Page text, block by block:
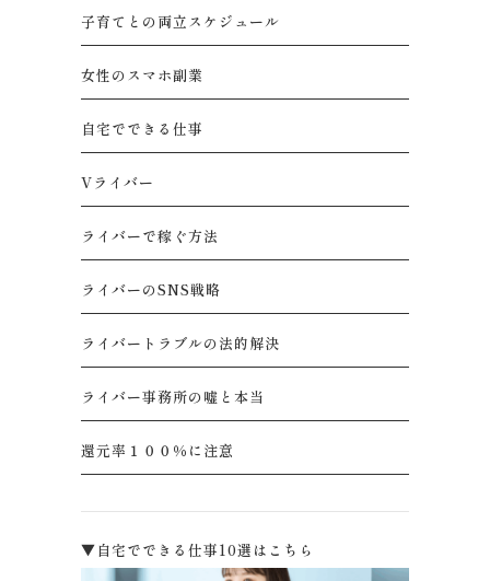
子育てとの両立スケジュール
女性のスマホ副業
自宅でできる仕事
Vライバー
ライバーで稼ぐ方法
ライバーのSNS戦略
ライバートラブルの法的解決
ライバー事務所の嘘と本当
還元率１００％に注意
▼自宅でできる仕事10選はこちら